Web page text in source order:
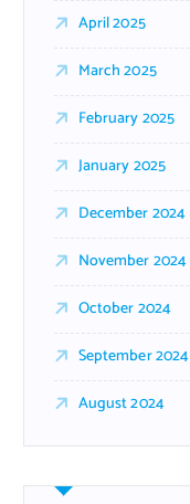
April 2025
March 2025
February 2025
January 2025
December 2024
November 2024
October 2024
September 2024
August 2024